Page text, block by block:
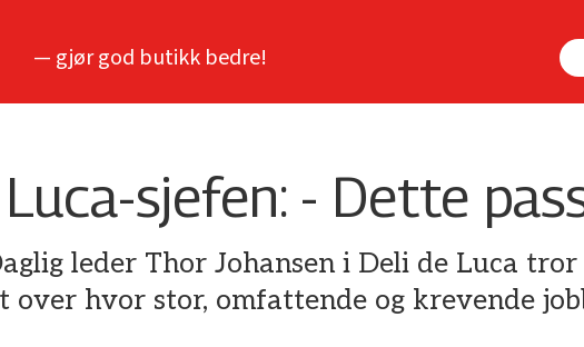
— gjør god butikk bedre!
sjefen: - Dette
leder Thor Johansen i Deli de Luca
hvor stor, omfattende og krevende